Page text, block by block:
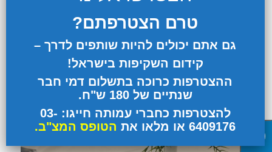
טרם הצטרפתם?
גם אתם יכולים להיות שותפים לדרך –
קידום השקיפות בישראל!
ההצטרפות כרוכה בתשלום דמי חבר
שנתיים של 180 ש"ח.
להצטרפות כחברי עמותה חייגו: 03-
6409176 או מלאו את
הטופס המצ"ב.